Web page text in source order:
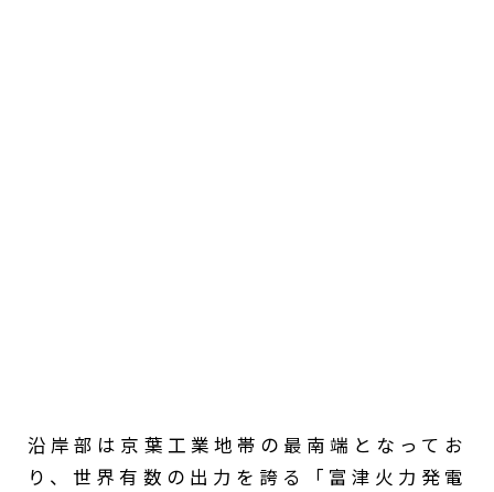
沿岸部は京葉工業地帯の最南端となってお
り、世界有数の出力を誇る「富津火力発電